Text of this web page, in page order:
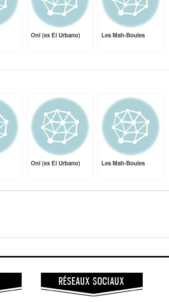
Onï (ex El Urbano) Les Mah-Boules
Onï (ex El Urbano) Les Mah-Boules
RÉSEAUX SOCIAUX